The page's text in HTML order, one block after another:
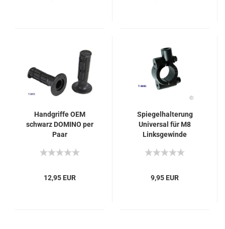
Handgriffe OEM
schwarz DOMINO per
Paar
12,95 EUR
Spiegelhalterung
Universal für M8
Linksgewinde
9,95 EUR